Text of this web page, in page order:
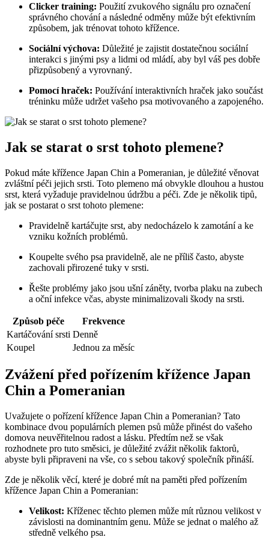
Clicker training: Použití zvukového⁢ signálu pro označení
správného ‌chování⁢ a následné odměny může být efektivním
‍způsobem, jak trénovat tohoto ⁣křížence.
Sociální ⁢výchova: ⁤Důležité je zajistit dostatečnou sociální
interakci s jinými psy a lidmi od mládí, aby ⁣byl váš pes dobře
⁣přizpůsobený a​ vyrovnaný.
Pomocí hraček: Používání⁤ interaktivních ​hraček jako ​součást
tréninku může udržet vašeho psa motivovaného a zapojeného.
Jak​ se starat o srst tohoto plemene?
Pokud máte křížence Japan Chin a Pomeranian, je důležité ‌věnovat
zvláštní péči⁢ jejich srsti. Toto plemeno má obvykle dlouhou a hustou
srst, která vyžaduje pravidelnou ⁢údržbu​ a péči. Zde je několik⁣ tipů,
jak se postarat o srst tohoto plemene:
Pravidelně kartáčujte srst, aby nedocházelo⁤ k zamotání‍ a ke
vzniku kožních problémů.
Koupelte ​svého psa pravidelně, ale ne příliš často, abyste
zachovali přirozené tuky ‌v‍ srsti.
Řešte​ problémy jako jsou ⁢ušní záněty, tvorba plaku na zubech
a oční infekce včas,⁤ abyste minimalizovali škody na srsti.
Způsob péče
Frekvence
Kartáčování srsti Denně
Koupel
Jednou za měsíc
Zvážení před pořízením křížence​ Japan
Chin a Pomeranian
Uvažujete ‍o pořízení křížence Japan Chin a Pomeranian? ⁤Tato
kombinace dvou ​populárních plemen psů může přinést do vašeho​
domova neuvěřitelnou radost a lásku. Předtím⁤ než se však
rozhodnete ‍pro​ tuto směsici, je důležité‍ zvážit několik faktorů,
abyste byli​ připraveni na vše, co s sebou takový ‍společník přináší.
Zde je několik věcí, ‍které ‌je dobré mít na​ paměti ⁤před‌ pořízením
křížence⁢ Japan‌ Chin a Pomeranian:
Velikost: Kříženec těchto plemen může mít⁤ různou velikost ​v
závislosti na⁤ dominantním ⁣genu. ⁣Může se jednat o malého až
středně velkého psa.